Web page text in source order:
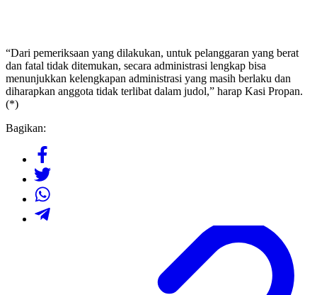
“Dari pemeriksaan yang dilakukan, untuk pelanggaran yang berat
dan fatal tidak ditemukan, secara administrasi lengkap bisa
menunjukkan kelengkapan administrasi yang masih berlaku dan
diharapkan anggota tidak terlibat dalam judol,” harap Kasi Propan.
(*)
Bagikan: